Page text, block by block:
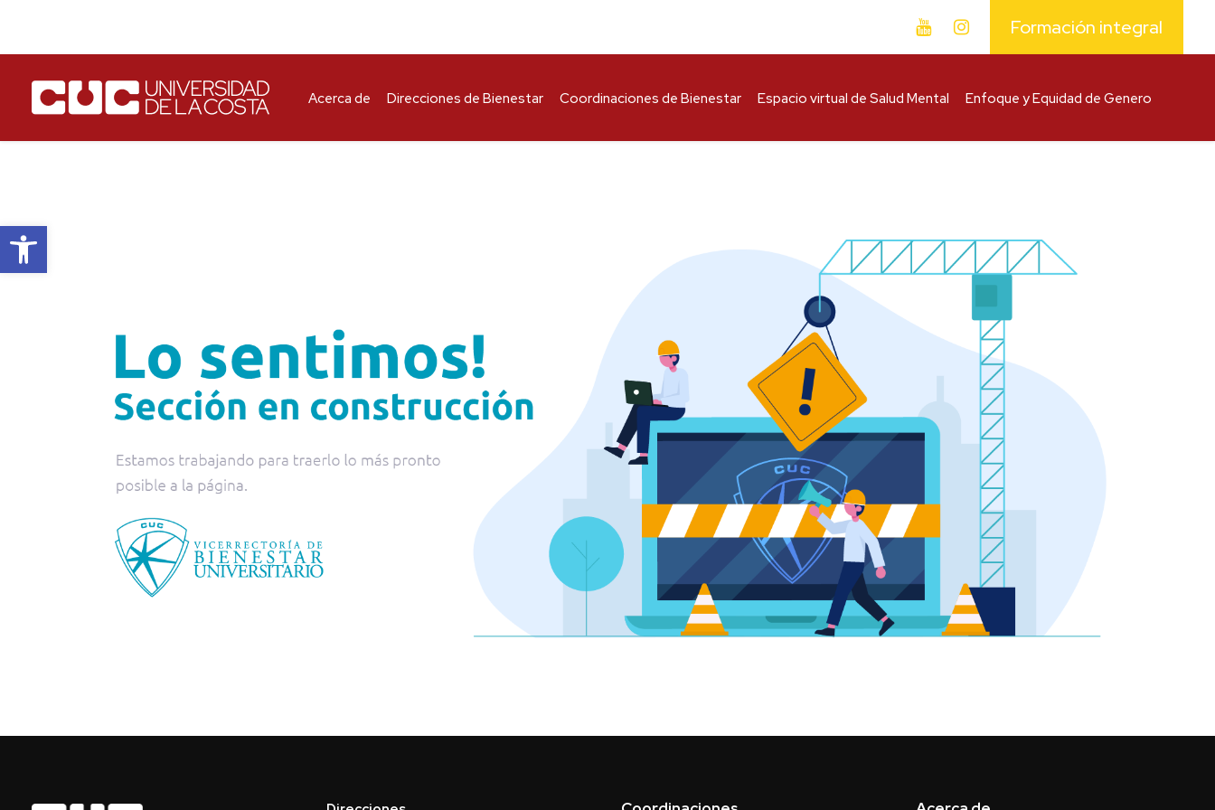
Abrir barra de herramientas
Formación integral
Acerca de Direcciones de Bienestar Coordinaciones de Bienestar Espacio virtual de Salud Mental Enfoque y Equidad de Genero